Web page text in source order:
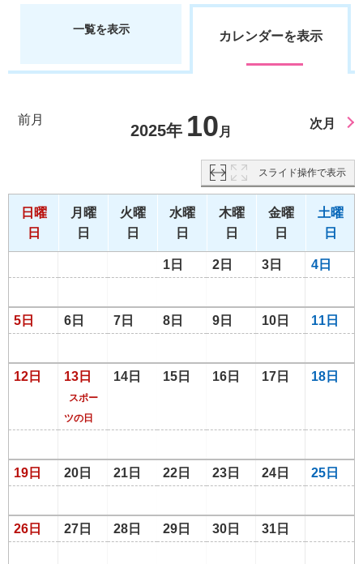
一覧を表示 カレンダーを表示
前月
2025年 10 月
次月
スライド操作で表示
日曜
日
月曜
日
火曜
日
水曜
日
木曜
日
金曜
日
土曜
日
1日 2日 3日 4日
5日 6日 7日 8日 9日 10日 11日
12日 13日
スポー
ツの日
14日 15日 16日 17日 18日
19日 20日 21日 22日 23日 24日 25日
26日 27日 28日 29日 30日 31日